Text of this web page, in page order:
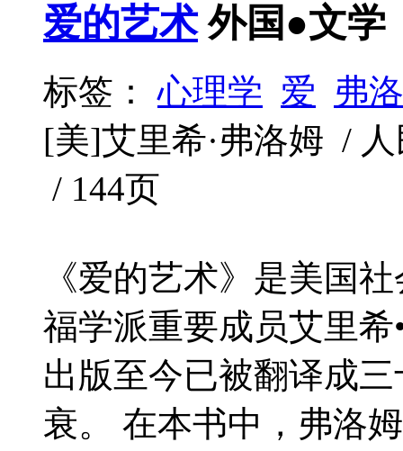
爱的艺术 外国●文学
标签：心理学 爱 弗
[美]艾里希·弗洛姆 /
/ 144页
《爱的艺术》是美国
福学派重要成员艾里
出版至今已被翻译成
衰。 在本书中，弗洛